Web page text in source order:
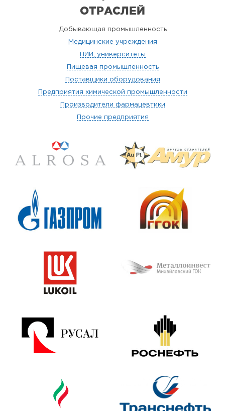
ОТРАСЛЕЙ
Добывающая промышленность
Медицинские учреждения
НИИ, университеты
Пищевая промышленность
Поставщики оборудования
Предприятия химической промышленности
Производители фармацевтики
Прочие предприятия